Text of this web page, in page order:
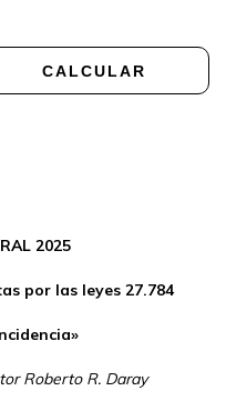
CALCULAR
2025
por las leyes 27.784
Roberto R. Daray